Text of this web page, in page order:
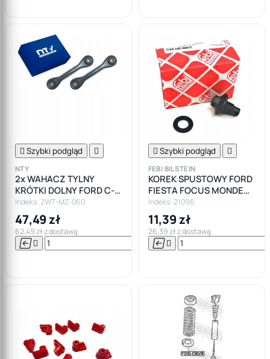
 Szybki podgląd 
NTY
2x WAHACZ TYLNY
KRÓTKI DOLNY FORD C-
MAX FOCUS MK1 MK2
Indeks: ZWT-MZ-060
47,49 zł
62,49 zł z dostawą
  

 Szybki podgląd 
FEBI BILSTEIN
KOREK SPUSTOWY FORD
FIESTA FOCUS MONDEO
GALAXY KA
Indeks: 21096
11,39 zł
26,39 zł z dostawą
 